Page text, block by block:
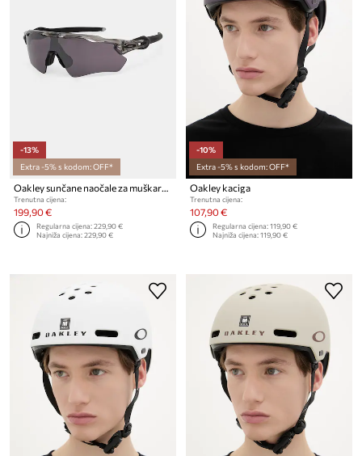
-13%
Extra -5% s kodom: OFF*
Trenutna cijena:
199,90 €
Regularna cijena:229,90 €
Najniža cijena:229,90 €
-10%
Extra -5% s kodom: OFF*
Oakley kaciga
Trenutna cijena:
107,90 €
Regularna cijena:119,90 €
Najniža cijena:119,90 €